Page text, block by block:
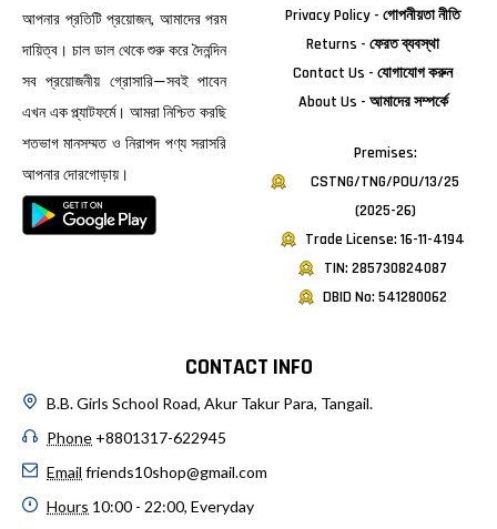
আপনার প্রতিটি প্রয়োজন, আমাদের পরম
দায়িত্ব। চাল ডাল থেকে শুরু করে দৈনন্দিন
সব প্রয়োজনীয় গ্রোসারি—সবই পাবেন
এখন এক প্ল্যাটফর্মে। আমরা নিশ্চিত করছি
শতভাগ মানসম্মত ও নিরাপদ পণ্য সরাসরি
আপনার দোরগোড়ায়।
Privacy Policy - গোপনীয়তা নীতি
Returns - ফেরত ব্যবস্থা
Contact Us - যোগাযোগ করুন
About Us - আমাদের সম্পর্কে
Premises:
CSTNG/TNG/POU/13/25
(2025-26)
Trade License: 16-11-4194
TIN: 285730824087
DBID No: 541280062
CONTACT INFO
B.B. Girls School Road, Akur Takur Para, Tangail.
Phone +8801317-622945
Email friends10shop@gmail.com
Hours 10:00 - 22:00, Everyday